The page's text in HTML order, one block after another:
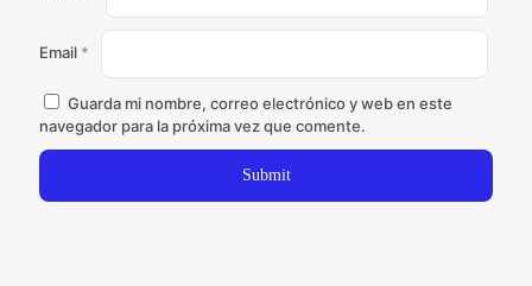
Email *
Guarda mi nombre, correo electrónico y web en este
navegador para la próxima vez que comente.